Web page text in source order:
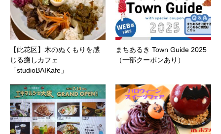
【此花区】木のぬくもりを感
じる癒しカフェ
「studioBAIKafe」
まちあるき Town Guide 2025
（一部クーポンあり）